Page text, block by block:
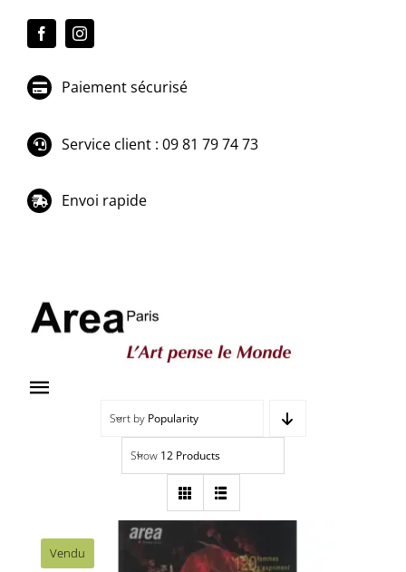
Paiement sécurisé
Service client : 09 81 79 74 73
Envoi rapide
Toggle
Navigation
Artistes
Sort by Popularity
Show 12 Products
Vendu